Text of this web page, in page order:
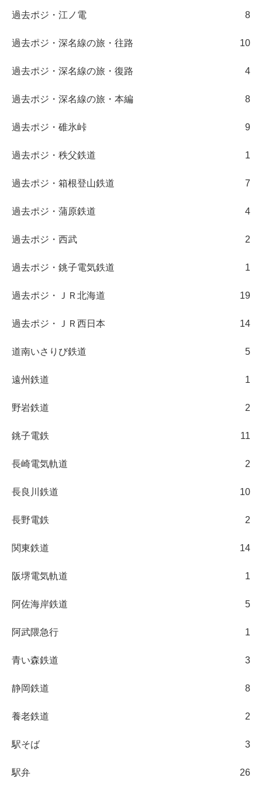
過去ポジ・江ノ電 8
過去ポジ・深名線の旅・往路 10
過去ポジ・深名線の旅・復路 4
過去ポジ・深名線の旅・本編 8
過去ポジ・碓氷峠 9
過去ポジ・秩父鉄道 1
過去ポジ・箱根登山鉄道 7
過去ポジ・蒲原鉄道 4
過去ポジ・西武 2
過去ポジ・銚子電気鉄道 1
過去ポジ・ＪＲ北海道 19
過去ポジ・ＪＲ西日本 14
道南いさりび鉄道 5
遠州鉄道 1
野岩鉄道 2
銚子電鉄 11
長崎電気軌道 2
長良川鉄道 10
長野電鉄 2
関東鉄道 14
阪堺電気軌道 1
阿佐海岸鉄道 5
阿武隈急行 1
青い森鉄道 3
静岡鉄道 8
養老鉄道 2
駅そば 3
駅弁 26